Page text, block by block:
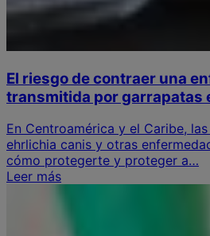
El riesgo de contraer una
transmitida por garrapatas
En Centroamérica y el Caribe,
ehrlichia canis y otras
cómo protegerte y proteger a…
Leer más